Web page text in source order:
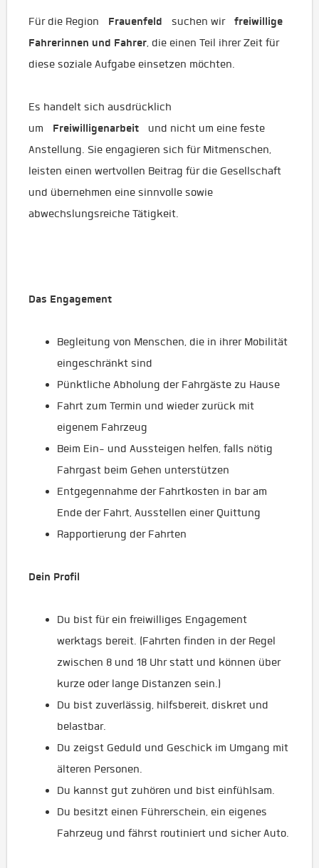
Für die Region Frauenfeld suchen wir freiwillige
Fahrerinnen und Fahrer, die einen Teil ihrer Zeit für
diese soziale Aufgabe einsetzen möchten.
Es handelt sich ausdrücklich
um Freiwilligenarbeit und nicht um eine feste
Anstellung. Sie engagieren sich für Mitmenschen,
leisten einen wertvollen Beitrag für die Gesellschaft
und übernehmen eine sinnvolle sowie
abwechslungsreiche Tätigkeit.
Das Engagement
Begleitung von Menschen, die in ihrer Mobilität
eingeschränkt sind
Pünktliche Abholung der Fahrgäste zu Hause
Fahrt zum Termin und wieder zurück mit
eigenem Fahrzeug
Beim Ein- und Aussteigen helfen, falls nötig
Fahrgast beim Gehen unterstützen
Entgegennahme der Fahrtkosten in bar am
Ende der Fahrt, Ausstellen einer Quittung
Rapportierung der Fahrten
Dein Profil
Du bist für ein freiwilliges Engagement
werktags bereit. (Fahrten finden in der Regel
zwischen 8 und 18 Uhr statt und können über
kurze oder lange Distanzen sein.)
Du bist zuverlässig, hilfsbereit, diskret und
belastbar.
Du zeigst Geduld und Geschick im Umgang mit
älteren Personen.
Du kannst gut zuhören und bist einfühlsam.
Du besitzt einen Führerschein, ein eigenes
Fahrzeug und fährst routiniert und sicher Auto.